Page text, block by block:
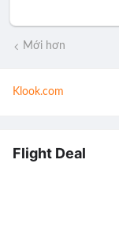
Mới hơn
Klook.com
Flight Deal